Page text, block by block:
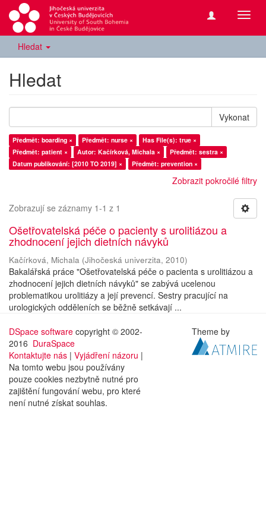
Hledat
Hledat
Vykonat
Předmět: boarding × Předmět: nurse ×
Has File(s): true ×
Předmět: patient ×
Autor: Kačírková, Michala ×
Předmět: sestra ×
Datum publikování: [2010 TO 2019] ×
Předmět: prevention ×
Zobrazit pokročilé filtry
Zobrazují se záznamy 1-1 z 1
Ošetřovatelská péče o pacienty s urolitiázou a
zhodnocení jejich dietních návyků
Kačírková, Michala (Jihočeská univerzita, 2010)
Bakalářská práce "Ošetřovatelská péče o pacienta s urolitiázou a
zhodnocení jejich dietních návyků" se zabývá ucelenou
problematikou urolitiázy a její prevencí. Sestry pracující na
urologických odděleních se běžně setkávají ...
DSpace software copyright © 2002-
2016 DuraSpace
Kontaktujte nás | Vyjádření názoru |
Na tomto webu jsou používány
pouze cookies nezbytně nutné pro
zajištění fungování webu, pro které
není nutné získat souhlas.
Theme by